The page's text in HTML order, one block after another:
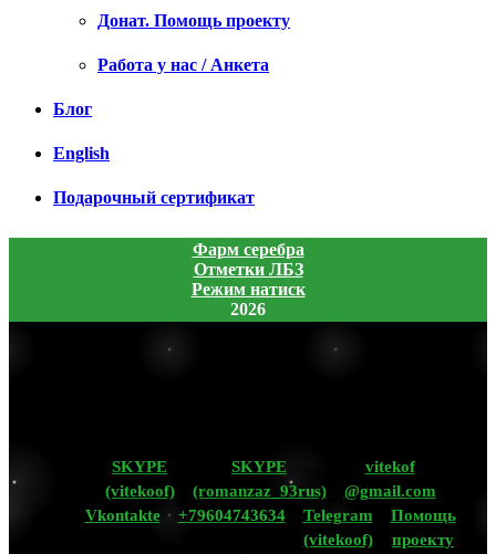
Донат. Помощь проекту
Работа у нас / Анкета
Блог
English
Подарочный сертификат
Фарм серебра
Отметки ЛБЗ
Режим натиск
2026
SKYPE
(vitekoof)
SKYPE
(romanzaz_93rus)
vitekof
@gmail.com
Vkontakte
+79604743634
Telegram
(vitekoof)
Помощь
проекту